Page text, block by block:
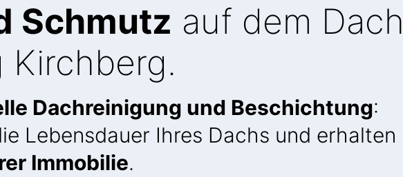
Schmutz auf dem Dach
Kirchberg.
Dachreinigung und Beschichtung:
Lebensdauer Ihres Dachs und erhalten
Immobilie.